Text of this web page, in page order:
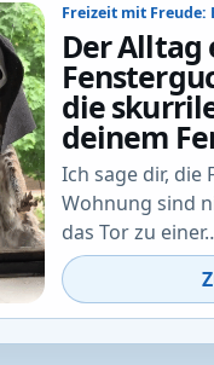
Freizeit mit Freude:
Der Alltag
die
deinem
Ich sage dir, die
Wohnung sind
das Tor zu